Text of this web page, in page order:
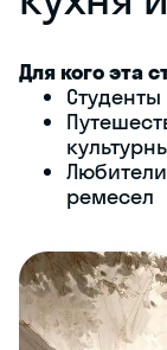
Для кого эта
ремесел